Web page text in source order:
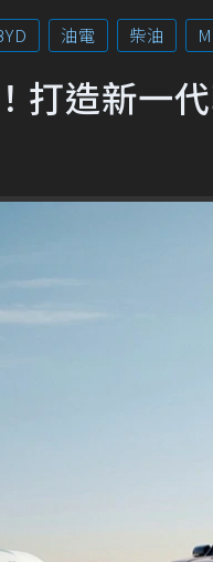
油電 柴油
打造新一